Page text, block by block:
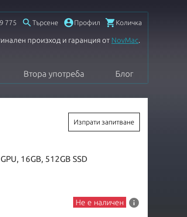
775  Търсене Профил Количка
произход и гаранция от NovMac.
Втора употреба Блог
Изпрати запитване
16GB, 512GB SSD
Не е наличен info